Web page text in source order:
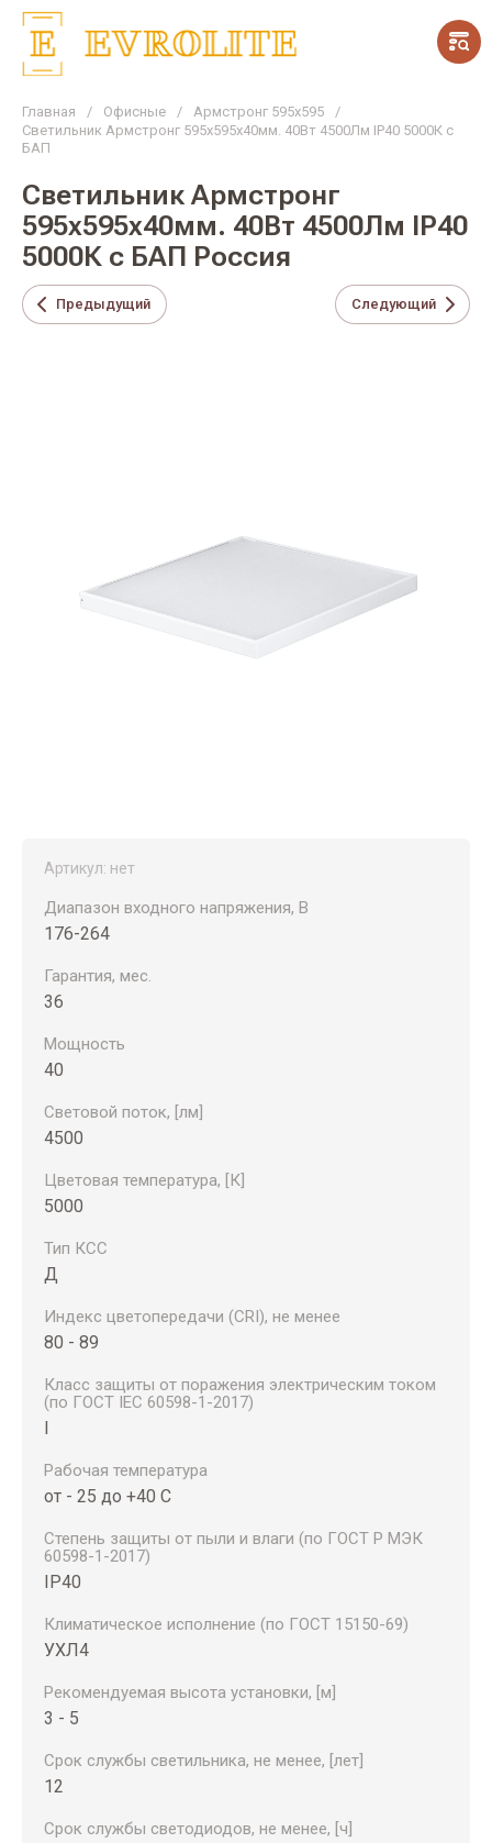
Главная / Офисные / Армстронг 595х595
/
Светильник Армстронг 595х595х40мм. 40Вт 4500Лм IP40 5000К с
БАП
Светильник Армстронг
595х595х40мм. 40Вт 4500Лм IP40
5000К с БАП Россия
Предыдущий Следующий
Артикул: нет
Диапазон входного напряжения, В
176-264
Гарантия, мес.
36
Мощность
40
Световой поток, [лм]
4500
Цветовая температура, [К]
5000
Тип КСС
Д
Индекс цветопередачи (CRI), не менее
80 - 89
Класс защиты от поражения электрическим током
(по ГОСТ IEC 60598-1-2017)
Рабочая температура
от - 25 до +40 С
Степень защиты от пыли и влаги (по ГОСТ Р МЭК
60598-1-2017)
IP40
Климатическое исполнение (по ГОСТ 15150-69)
УХЛ4
Рекомендуемая высота установки, [м]
3 - 5
Срок службы светильника, не менее, [лет]
12
Срок службы светодиодов, не менее, [ч]